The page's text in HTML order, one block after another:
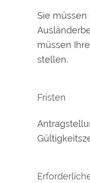
Sie müssen
müssen
stellen.
Fristen